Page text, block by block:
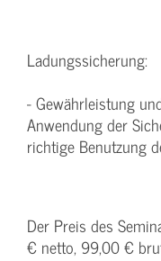
Ladungssicherung:
- Gewährleistung
Anwendung der
richtige Benutzung
Der Preis des
€ netto, 99,00 €